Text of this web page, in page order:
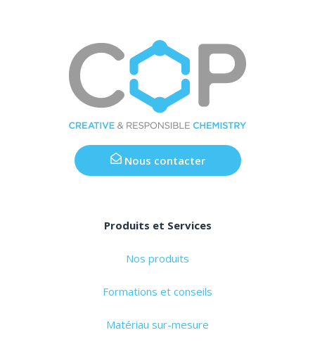
Nous contacter
Produits et Services
Nos produits
Formations et conseils
Matériau sur-mesure